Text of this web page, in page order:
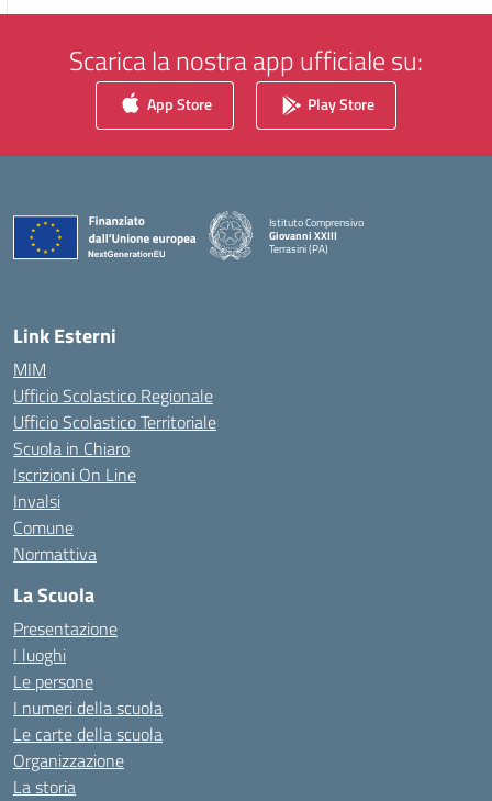
Scarica la nostra app ufficiale su:
App Store Play Store
Istituto Comprensivo
Giovanni XXIII
Terrasini (PA)
Link Esterni
MIM
Ufficio Scolastico Regionale
Ufficio Scolastico Territoriale
Scuola in Chiaro
Iscrizioni On Line
Invalsi
Comune
Normattiva
La Scuola
Presentazione
I luoghi
Le persone
I numeri della scuola
Le carte della scuola
Organizzazione
La storia